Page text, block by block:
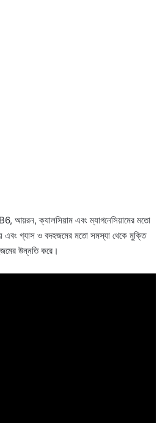
আয়রন, ক্যালসিয়াম এবং ম্যাগনেসিয়ামের মতো
এবং গ্যাস ও বদহজমের মতো সমস্যা থেকে মুক্তি
উন্নতি করে।